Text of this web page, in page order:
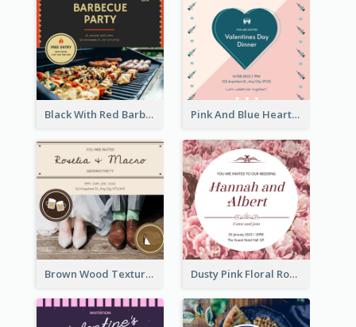
Black With Red Barbecue Housewarming Invitation Pink And Blue Hearts Valentines Day Dinner Invitation
Brown Wood Texture Wedding Photo Wedding Invitation Dusty Pink Floral Round Wedding Invitation